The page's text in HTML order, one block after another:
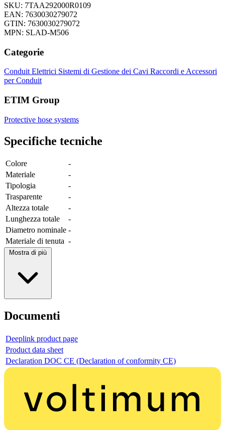
SKU: 7TAA292000R0109
EAN: 7630030279072
GTIN: 7630030279072
MPN: SLAD-M506
Categorie
Conduit Elettrici Sistemi di Gestione dei Cavi Raccordi e Accessori
per Conduit
ETIM Group
Protective hose systems
Specifiche tecniche
Colore
-
Materiale
-
Tipologia
-
Trasparente
-
Altezza totale
-
Lunghezza totale
-
Diametro nominale -
Materiale di tenuta -
Mostra di più
Documenti
Deeplink product page
Product data sheet
Declaration DOC CE (Declaration of conformity CE)